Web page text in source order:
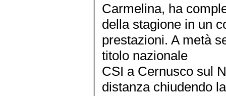
Carmelina, ha
della stagione in un
prestazioni. A metà
titolo nazionale
CSI a Cernusco sul
distanza chiudendo